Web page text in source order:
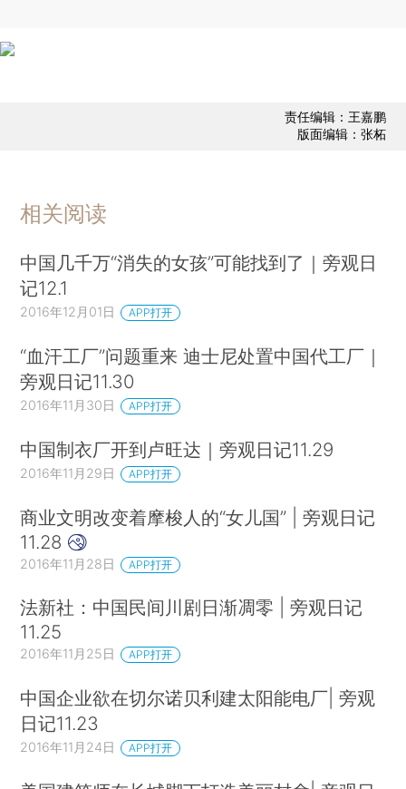
责任编辑：王嘉鹏
版面编辑：张柘
相关阅读
中国几千万“消失的女孩”可能找到了｜旁观日
记12.1
2016年12月01日 APP打开
“血汗工厂”问题重来 迪士尼处置中国代工厂｜
旁观日记11.30
2016年11月30日 APP打开
中国制衣厂开到卢旺达｜旁观日记11.29
2016年11月29日 APP打开
商业文明改变着摩梭人的“女儿国” | 旁观日记
11.28
2016年11月28日 APP打开
法新社：中国民间川剧日渐凋零 | 旁观日记
11.25
2016年11月25日 APP打开
中国企业欲在切尔诺贝利建太阳能电厂| 旁观
日记11.23
2016年11月24日 APP打开